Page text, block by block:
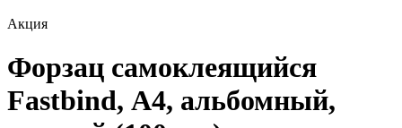
Акция
Форзац самоклеящийся
Fastbind, А4, альбомный,